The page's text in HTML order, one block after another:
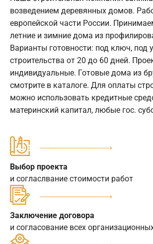
возведением деревянных домов.
европейской части России.
летние и зимние дома из
Варианты готовности: под ключ, под
строительства от 20 до 60 дней.
индивидуальные. Готовые дома из
смотрите в каталоге. Для оплаты
можно использовать кредитные
материнский капитал, любые гос.
Выбор проекта
и согласлвание стоимости работ
Заключение договора
и согласование всех